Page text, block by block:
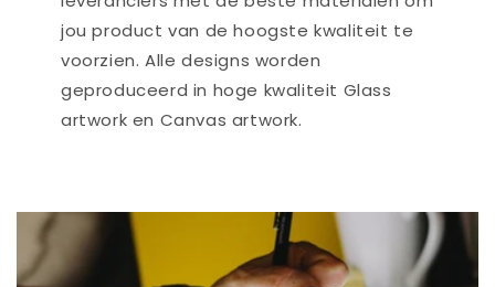
jou product van de hoogste kwaliteit te
voorzien. Alle designs worden
geproduceerd in hoge kwaliteit Glass
artwork en Canvas artwork.